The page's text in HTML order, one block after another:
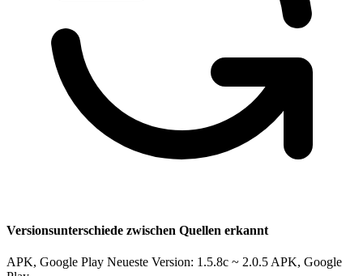
Versionsunterschiede zwischen Quellen erkannt
APK, Google Play Neueste Version: 1.5.8c ~ 2.0.5 APK, Google